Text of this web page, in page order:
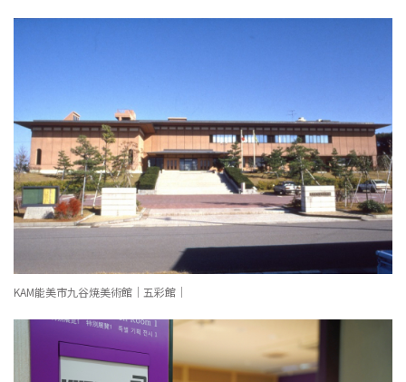
KAM能美市九谷焼美術館｜五彩館｜